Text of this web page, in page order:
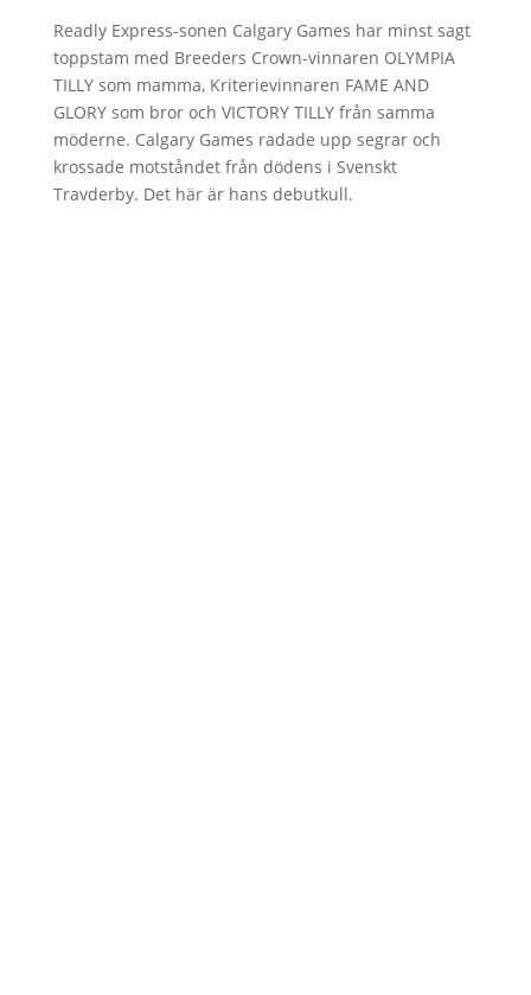
Readly Express-sonen Calgary Games har minst sagt
toppstam med Breeders Crown-vinnaren OLYMPIA
TILLY som mamma, Kriterievinnaren FAME AND
GLORY som bror och VICTORY TILLY från samma
möderne. Calgary Games radade upp segrar och
krossade motståndet från dödens i Svenskt
Travderby. Det här är hans debutkull.